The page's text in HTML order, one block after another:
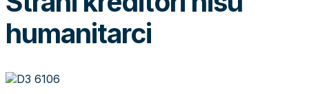
humanitarci